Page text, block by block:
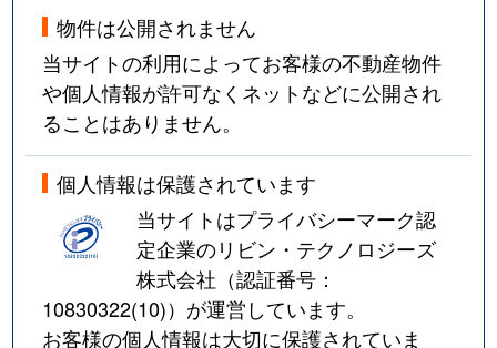
物件は公開されません
当サイトの利用によってお客様の不動産物件
や個人情報が許可なくネットなどに公開され
ることはありません。
個人情報は保護されています
当サイトはプライバシーマーク認
定企業のリビン・テクノロジーズ
株式会社（認証番号：
10830322(10)）が運営しています。
お客様の個人情報は大切に保護されていま